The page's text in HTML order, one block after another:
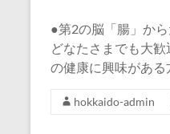
●第2の脳「腸」か
どなたさまでも大
の健康に興味がある
hokkaido-admin